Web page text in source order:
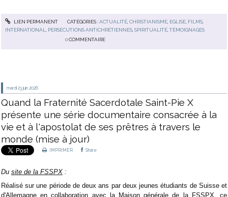
LIEN PERMANENT CATÉGORIES :ACTUALITÉ, CHRISTIANISME, EGLISE, FILMS,
INTERNATIONAL
PERSÉCUTIONS ANTICHRÉTIENNES ,SPIRITUALITÉ ,TÉMOIGNAGES
0 COMMENTAIRE
mardi 23 juin 2026
Quand la Fraternité Sacerdotale Saint-Pie X
présente une série documentaire consacrée à la
vie et à l'apostolat de ses prêtres à travers le
monde (mise à jour)
IMPRIMER Share
Du site de la FSSPX :
Réalisé sur une période de deux ans par deux jeunes étudiants de Suisse et
d'Allemagne en collaboration avec la Maison générale de la FSSPX, ce